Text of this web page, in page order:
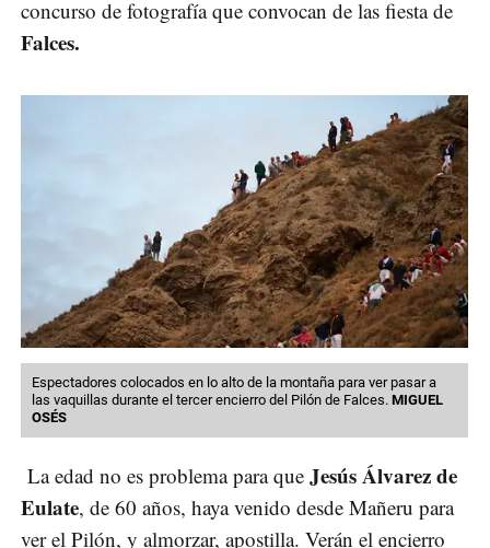
concurso de fotografía que convocan de las fiesta de
Falces.
Espectadores colocados en lo alto de la montaña para ver pasar a
las vaquillas durante el tercer encierro del Pilón de Falces. MIGUEL
OSÉS
La edad no es problema para que Jesús Álvarez de
Eulate, de 60 años, haya venido desde Mañeru para
ver el Pilón, y almorzar, apostilla. Verán el encierro